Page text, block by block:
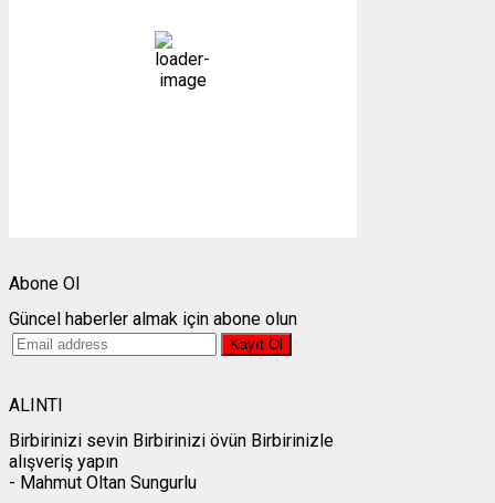
76 %
1011 mb
Abone Ol
Güncel haberler almak için abone olun
ALINTI
Birbirinizi sevin Birbirinizi övün Birbirinizle
alışveriş yapın
- Mahmut Oltan Sungurlu